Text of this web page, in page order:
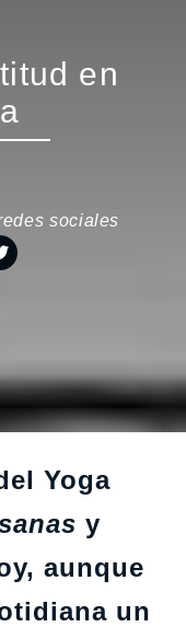
en
sociales
Yoga
y
aunque
un